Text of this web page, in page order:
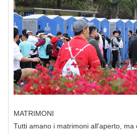
MATRIMONI
Tutti amano i matrimoni all'aperto, ma